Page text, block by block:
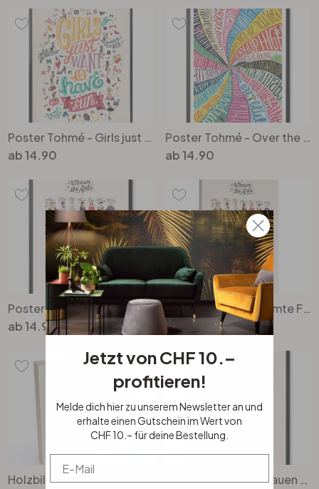
Poster Tohmé - Girls just wanna have fun
ab14.90
Poster Tohmé - Over the Rainbow
ab14.90
Poster Berühmte Frauen in der Kunst - Tohmé
ab14.90
Leinwandbild Berühmte Frauen in der Kunst - Tohmé
ab
36.90
Holzbild zum Hinstellen - Tohmé - Flamenco - 15x15cm
Poster Berühmte Frauen der Literatur - Tohmé
Jetzt von CHF 10.–
profitieren!
Melde dich hier zu unserem Newsletter an und
erhalte einen Gutschein im Wert von
CHF 10.– für deine Bestellung.
Email